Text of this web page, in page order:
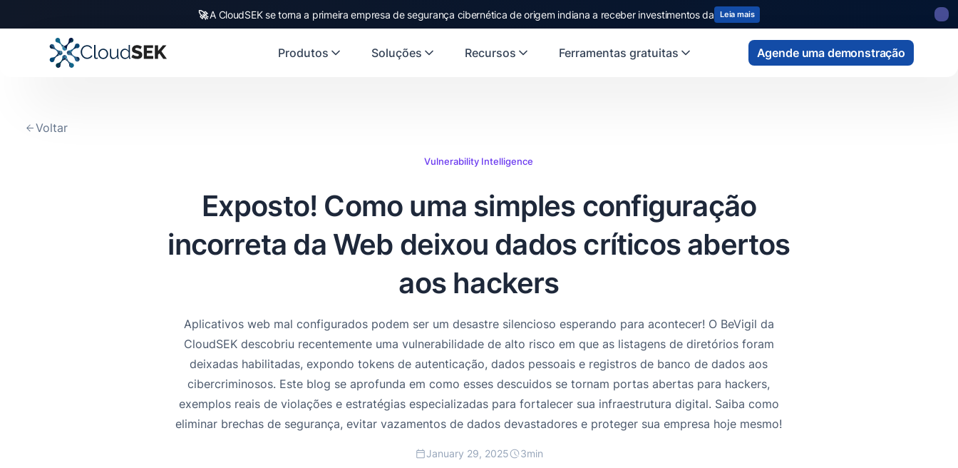
🚀CloudSEK becomes first Indian origin cybersecurity company to receive investment fromUS statefund Read more
Slide 2 of 4.
Produtos
Soluções Recursos Ferramentas gratuitas Agende uma demonstração
Voltar
Vulnerability Intelligence
Exposto! Como uma simples configuração
incorreta da Web deixou dados críticos abertos
aos hackers
Aplicativos web mal configurados podem ser um desastre silencioso esperando para acontecer! O BeVigil da
CloudSEK descobriu recentemente uma vulnerabilidade de alto risco em que as listagens de diretórios foram
deixadas habilitadas, expondo tokens de autenticação, dados pessoais e registros de banco de dados aos
cibercriminosos. Este blog se aprofunda em como esses descuidos se tornam portas abertas para hackers,
exemplos reais de violações e estratégias especializadas para fortalecer sua infraestrutura digital. Saiba como
eliminar brechas de segurança, evitar vazamentos de dados devastadores e proteger sua empresa hoje mesmo!
January 29, 2025 3min